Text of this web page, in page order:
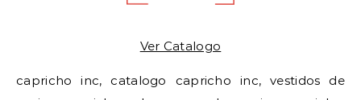
Ver Catalogo
capricho inc, catalogo capricho inc, vestidos de